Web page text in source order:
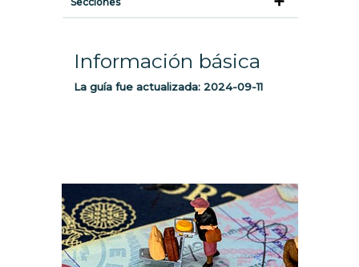
Información básica
La guía fue actualizada: 2024-09-11